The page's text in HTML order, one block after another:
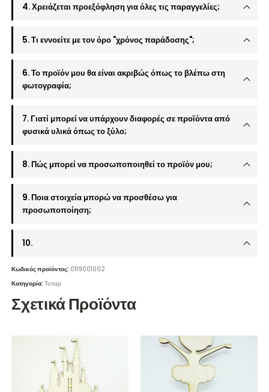
4. Χρειάζεται προεξόφληση για όλες τις παραγγελίες;
5. Τι εννοείτε με τον όρο "χρόνος παράδοσης";
6. Το προϊόν μου θα είναι ακριβώς όπως το βλέπω στη
φωτογραφία;
7. Γιατί μπορεί να υπάρχουν διαφορές σε προϊόντα από
φυσικά υλικά όπως το ξύλο;
8. Πώς μπορεί να προσωποποιηθεί το προϊόν μου;
9. Ποια στοιχεία μπορώ να προσθέσω για
προσωποποίηση;
10.
Κωδικός προϊόντος: 0119001002
Κατηγορία:Τοπερ
Σχετικά Προϊόντα